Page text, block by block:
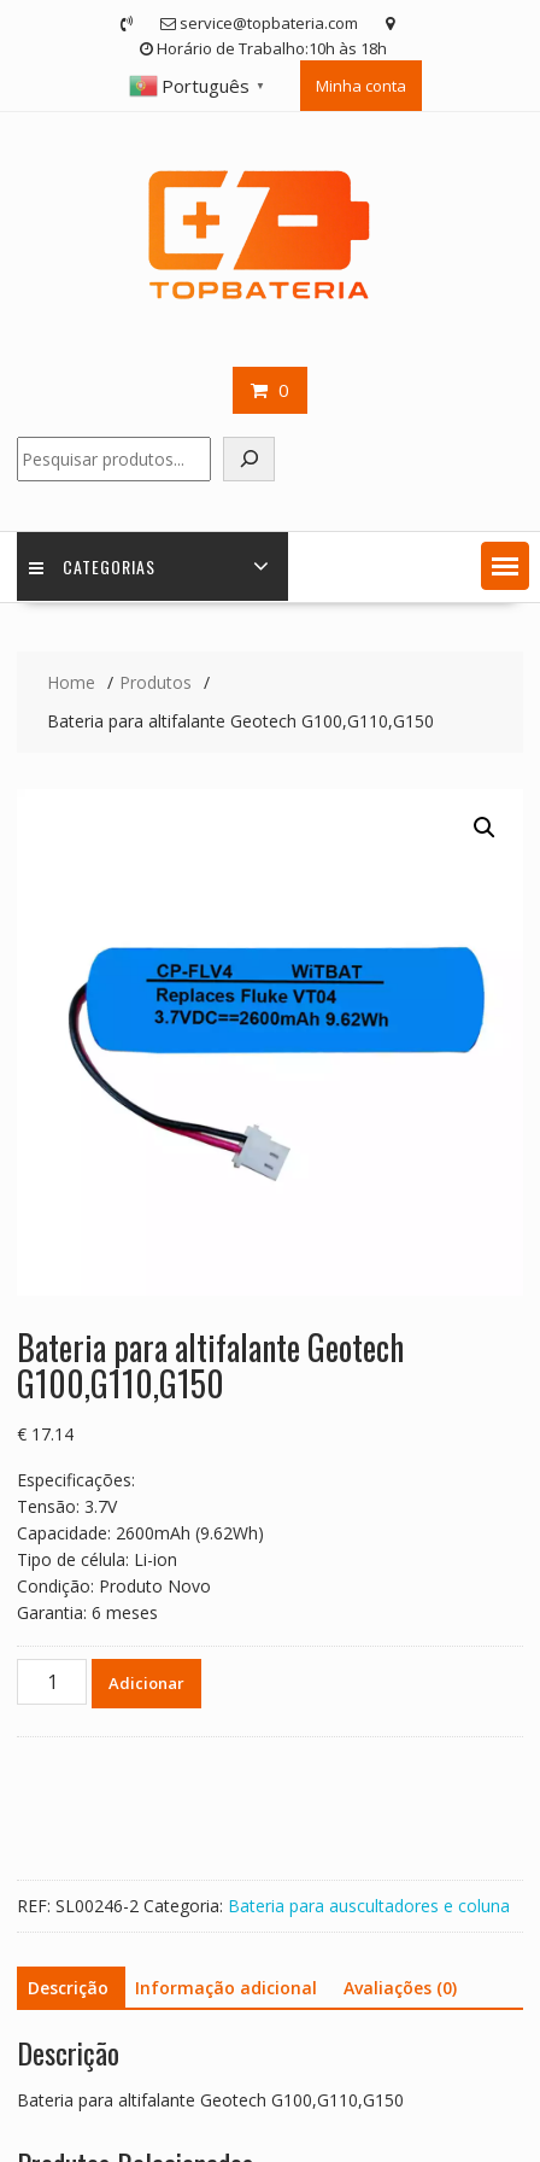
service@topbateria.com
Horário de Trabalho:10h às 18h
Português ▼ Minha conta
0
CATEGORIAS
Home
Produtos
Bateria para altifalante Geotech G100,G110,G150
Bateria para altifalante Geotech
G100,G110,G150
€17.14
Especificações:
Tensão: 3.7V
Capacidade: 2600mAh (9.62Wh)
Tipo de célula: Li-ion
Condição: Produto Novo
Garantia: 6 meses
Quantidade
Adicionar
REF: SL00246-2 Categoria: Bateria para auscultadores e coluna
Descrição Informação adicional Avaliações (0)
Descrição
Bateria para altifalante Geotech G100,G110,G150